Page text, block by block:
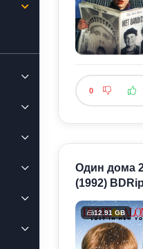
0
Один дома
(1992)
12.91 GB